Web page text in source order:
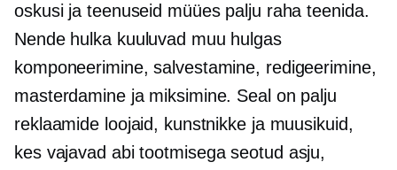
oskusi ja teenuseid müües palju raha teenida.
Nende hulka kuuluvad muu hulgas
komponeerimine, salvestamine, redigeerimine,
masterdamine ja miksimine. Seal on palju
reklaamide loojaid, kunstnikke ja muusikuid,
kes vajavad abitootmisega seotud asju,